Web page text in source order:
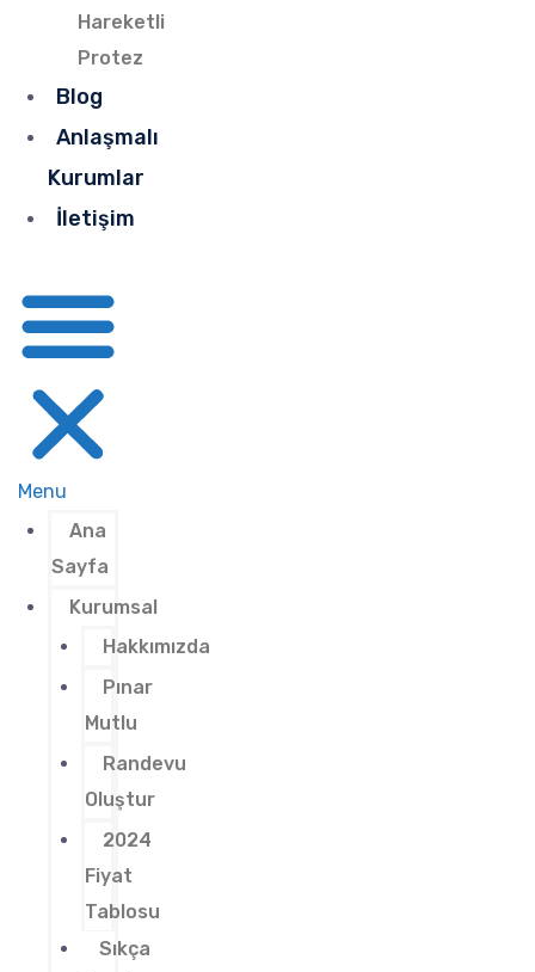
Hareketli
Protez
Blog
Anlaşmalı
Kurumlar
İletişim
Menu
Ana
Sayfa
Kurumsal
Hakkımızda
Pınar
Mutlu
Randevu
Oluştur
2024
Fiyat
Tablosu
Sıkça